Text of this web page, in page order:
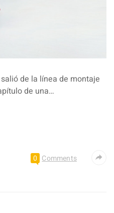
de la línea de montaje
de una…
0 Comments